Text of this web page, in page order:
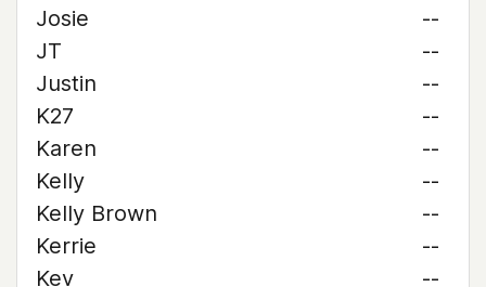
Josie
--
JT
--
Justin
--
K27
--
Karen
--
Kelly
--
Kelly Brown
--
Kerrie
--
Kev
--